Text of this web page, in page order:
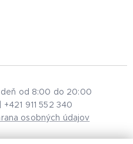
od 8:00 do 20:00
911 552 340
osobných údajov